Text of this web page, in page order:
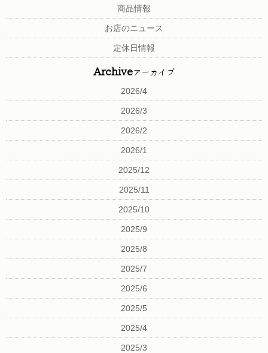
商品情報
お店のニュース
定休日情報
Archiveアーカイブ
2026/4
2026/3
2026/2
2026/1
2025/12
2025/11
2025/10
2025/9
2025/8
2025/7
2025/6
2025/5
2025/4
2025/3